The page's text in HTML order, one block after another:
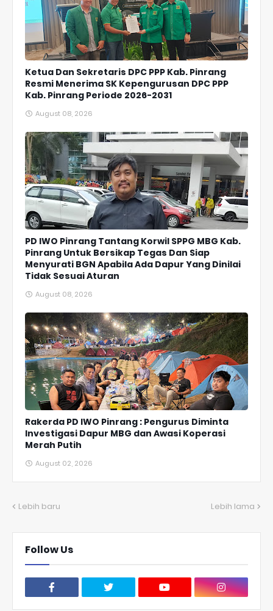
Ketua Dan Sekretaris DPC PPP Kab. Pinrang
Resmi Menerima SK Kepengurusan DPC PPP
Kab. Pinrang Periode 2026-2031
August 08, 2026
PD IWO Pinrang Tantang Korwil SPPG MBG Kab.
Pinrang Untuk Bersikap Tegas Dan Siap
Menyurati BGN Apabila Ada Dapur Yang Dinilai
Tidak Sesuai Aturan
August 08, 2026
Rakerda PD IWO Pinrang : Pengurus Diminta
Investigasi Dapur MBG dan Awasi Koperasi
Merah Putih
August 02, 2026
Lebih baru Lebih lama
Follow Us